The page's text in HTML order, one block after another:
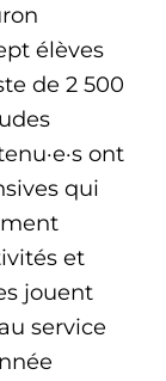
élèves
de 2 500
ont
qui
et
jouent
service